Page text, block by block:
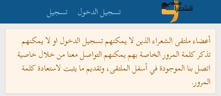
تسجيل الدخول
تسجيل
أعضاء ملتقى الشعراء الذين لا يمكنهم تسجيل الدخول او لا يمكنهم
تذكر كلمة المرور الخاصة بهم يمكنهم التواصل معنا من خلال خاصية
اتصل بنا الموجودة في أسفل الملتقى، وتقديم ما يثبت لاستعادة كلمة
المرور.